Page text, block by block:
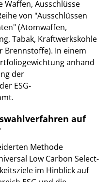
Waffen, Ausschlüsse
von "Ausschlüssen
(Atomwaffen,
Tabak, Kraftwerkskohle
Brennstoffe). In einem
anhand
der
ESG-
auf
Methode
Low Carbon Select-
im Hinblick auf